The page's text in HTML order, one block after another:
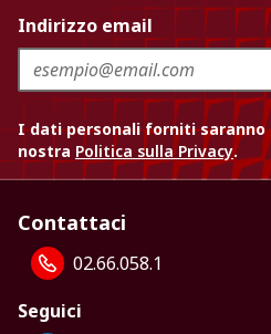
Indirizzo email
I dati personali forniti
nostra Politica sulla Privacy.
Contattaci
02.66.058.1
Seguici